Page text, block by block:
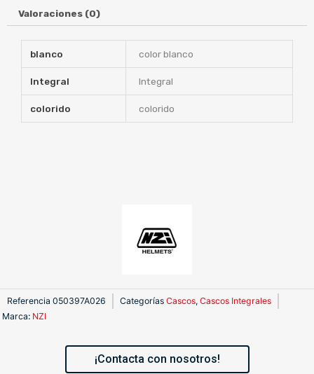
Valoraciones (0)
blanco color blanco
Integral Integral
colorido colorido
Referencia 050397A026 Categorías Cascos, Cascos Integrales
Marca: NZI
¡Contacta con nosotros!